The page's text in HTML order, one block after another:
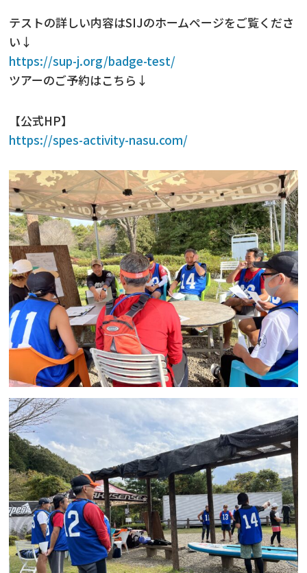
テストの詳しい内容はSIJのホームページをご覧くださ
い↓
https://sup-j.org/badge-test/
ツアーのご予約はこちら↓
【公式HP】
https://spes-activity-nasu.com/